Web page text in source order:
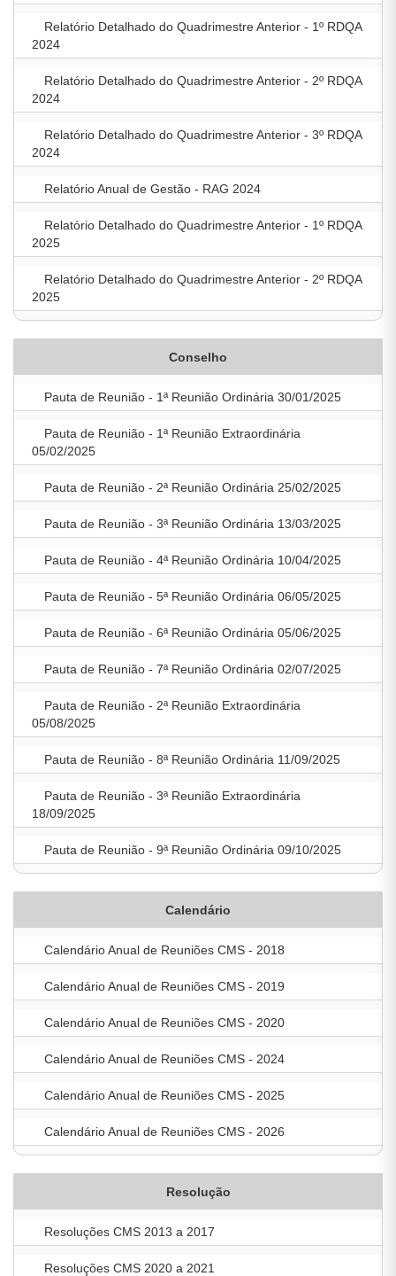
Relatório Detalhado do Quadrimestre Anterior - 1º RDQA
2024
Relatório Detalhado do Quadrimestre Anterior - 2º RDQA
2024
Relatório Detalhado do Quadrimestre Anterior - 3º RDQA
2024
Relatório Anual de Gestão - RAG 2024
Relatório Detalhado do Quadrimestre Anterior - 1º RDQA
2025
Relatório Detalhado do Quadrimestre Anterior - 2º RDQA
2025
Conselho
Pauta de Reunião - 1ª Reunião Ordinária 30/01/2025
Pauta de Reunião - 1ª Reunião Extraordinária
05/02/2025
Pauta de Reunião - 2ª Reunião Ordinária 25/02/2025
Pauta de Reunião - 3ª Reunião Ordinária 13/03/2025
Pauta de Reunião - 4ª Reunião Ordinária 10/04/2025
Pauta de Reunião - 5ª Reunião Ordinária 06/05/2025
Pauta de Reunião - 6ª Reunião Ordinária 05/06/2025
Pauta de Reunião - 7ª Reunião Ordinária 02/07/2025
Pauta de Reunião - 2ª Reunião Extraordinária
05/08/2025
Pauta de Reunião - 8ª Reunião Ordinária 11/09/2025
Pauta de Reunião - 3ª Reunião Extraordinária
18/09/2025
Pauta de Reunião - 9ª Reunião Ordinária 09/10/2025
Calendário
Calendário Anual de Reuniões CMS - 2018
Calendário Anual de Reuniões CMS - 2019
Calendário Anual de Reuniões CMS - 2020
Calendário Anual de Reuniões CMS - 2024
Calendário Anual de Reuniões CMS - 2025
Calendário Anual de Reuniões CMS - 2026
Resolução
Resoluções CMS 2013 a 2017
Resoluções CMS 2020 a 2021